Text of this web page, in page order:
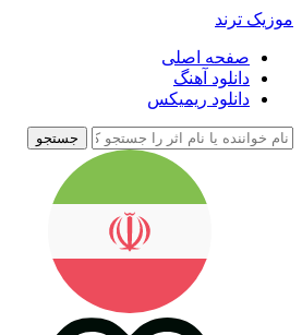
موزیک ترند
صفحه اصلی
دانلود آهنگ
دانلود ریمیکس
جستجو